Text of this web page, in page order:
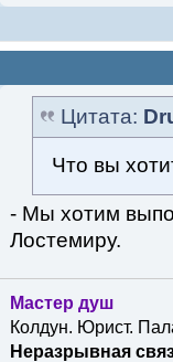
Цитата:
Что вы
- Мы хотим
Лостемиру.
Мастер душ
Колдун. Юрист.
Неразрывная